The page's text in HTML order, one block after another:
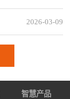
2026-03-09
智慧产品